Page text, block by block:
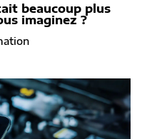
beaucoup plus
imaginez ?